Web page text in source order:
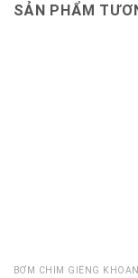
SẢN PHẨM
BƠM CHÌM GIẾNG KHOAN